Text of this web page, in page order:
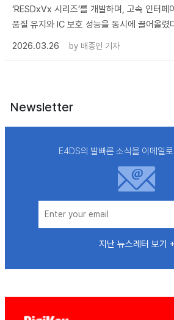
‘RESDxVx 시리즈’를 개발하며, 고속 인터페
품질 유지와 IC 보호 성능을 동시에 끌어올렸
2026.03.26
by 배종인 기자
Newsletter
E4DS의 발빠른 소식을 이메일
지난 뉴스레터 보기 +